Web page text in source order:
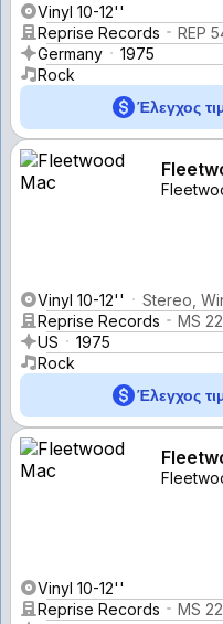
Vinyl 10-12''
Reprise Records
REP
Germany
1975
Rock
Έλεγχος
Vinyl 10-12''
Stereo,
Reprise Records
MS
US
1975
Rock
Έλεγχος
Vinyl 10-12''
Reprise Records
MS